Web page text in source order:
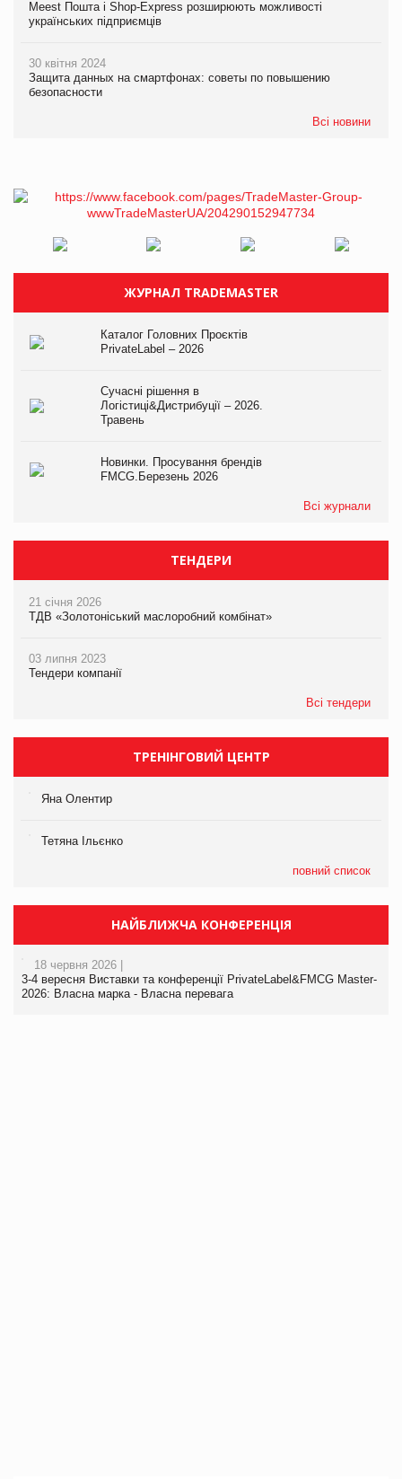
Meest Пошта і Shop-Express розширюють можливості
українських підприємців
30 квітня 2024
Защита данных на смартфонах: советы по повышению
безопасности
Всі новини
ЖУРНАЛ TRADEMASTER
Каталог Головних Проєктів
PrivateLabel – 2026
Сучасні рішення в
Логістиці&Дистрибуції – 2026.
Травень
Новинки. Просування брендів
FMCG.Березень 2026
Всі журнали
ТЕНДЕРИ
21 січня 2026
ТДВ «Золотоніський маслоробний комбінат»
03 липня 2023
Тендери компанії
Всі тендери
ТРЕНІНГОВИЙ ЦЕНТР
Яна Олентир
Тетяна Ільєнко
повний список
НАЙБЛИЖЧА КОНФЕРЕНЦІЯ
18 червня 2026 |
3-4 вересня Виставки та конференції PrivateLabel&FMCG Master-
2026: Власна марка - Власна перевага